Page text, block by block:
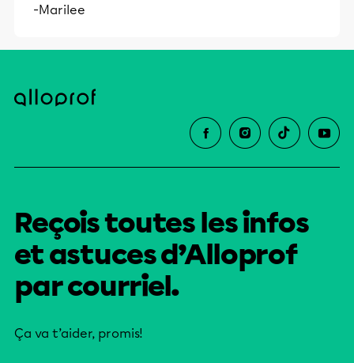
sociaux, culturels, civils et politiques
et leur pleine et égale participation
dans la société.
-Marilee
Reçois toutes les infos
et astuces d’Alloprof
par courriel.
Ça va t’aider, promis!